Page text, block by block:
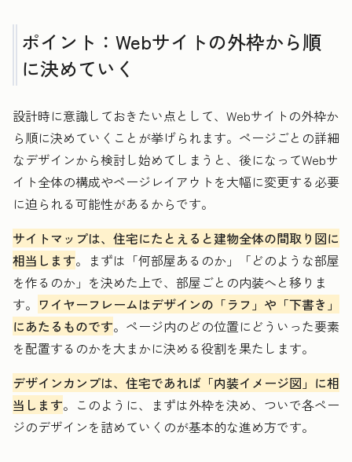
ポイント：Webサイトの外枠から順
に決めていく
設計時に意識しておきたい点として、Webサイトの外枠か
ら順に決めていくことが挙げられます。ページごとの詳細
なデザインから検討し始めてしまうと、後になってWebサ
イト全体の構成やページレイアウトを大幅に変更する必要
に迫られる可能性があるからです。
サイトマップは、住宅にたとえると建物全体の間取り図に
相当します。まずは「何部屋あるのか」「どのような部屋
を作るのか」を決めた上で、部屋ごとの内装へと移りま
す。 ワイヤーフレームはデザインの「ラフ」や「下書き」
にあたるものです。ページ内のどの位置にどういった要素
を配置するのかを大まかに決める役割を果たします。
デザインカンプは、住宅であれば「内装イメージ図」に相
当します。このように、まずは外枠を決め、ついで各ペー
ジのデザインを詰めていくのが基本的な進め方です。